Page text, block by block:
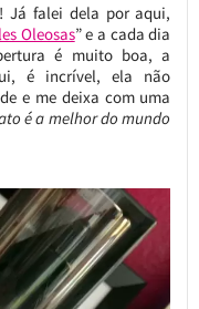
Já falei dela por aqui,
Oleosas” e a cada dia
é muito boa, a
é incrível, ela não
e me deixa com uma
é a melhor do mundo